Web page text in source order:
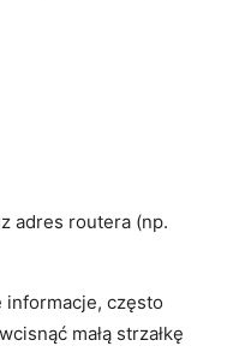
adres routera (np.
często
małą strzałkę